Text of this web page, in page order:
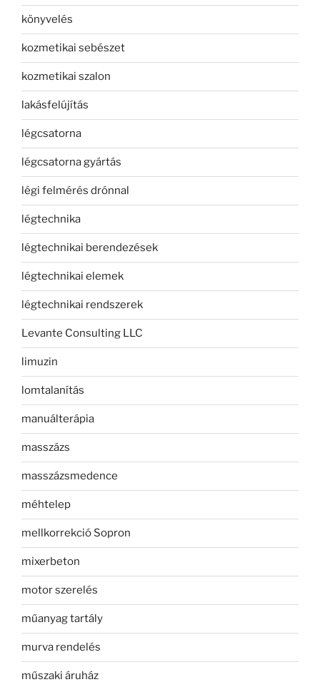
könyvelés
kozmetikai sebészet
kozmetikai szalon
lakásfelújítás
légcsatorna
légcsatorna gyártás
légi felmérés drónnal
légtechnika
légtechnikai berendezések
légtechnikai elemek
légtechnikai rendszerek
Levante Consulting LLC
limuzin
lomtalanítás
manuálterápia
masszázs
masszázsmedence
méhtelep
mellkorrekció Sopron
mixerbeton
motor szerelés
műanyag tartály
murva rendelés
műszaki áruház